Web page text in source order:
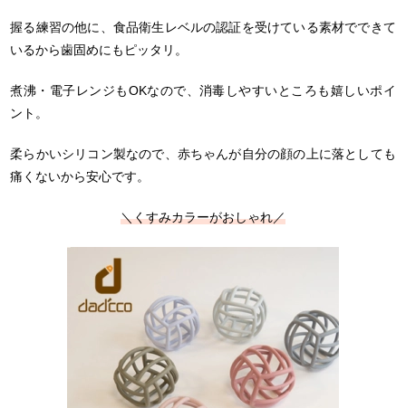
握る練習の他に、食品衛生レベルの認証を受けている素材でできて
いるから歯固めにもピッタリ。
煮沸・電子レンジもOKなので、消毒しやすいところも嬉しいポイ
ント。
柔らかいシリコン製なので、赤ちゃんが自分の顔の上に落としても
痛くないから安心です。
＼くすみカラーがおしゃれ／